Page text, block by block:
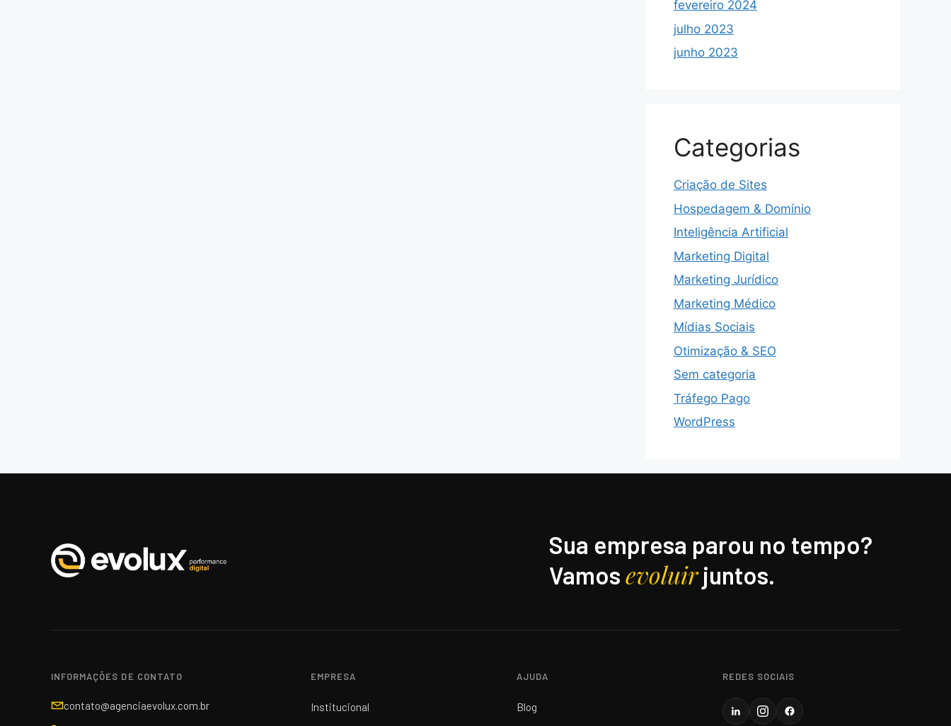
fevereiro 2024
julho 2023
junho 2023
Categorias
Criação de Sites
Hospedagem & Domínio
Inteligência Artificial
Marketing Digital
Marketing Jurídico
Marketing Médico
Mídias Sociais
Otimização & SEO
Sem categoria
Tráfego Pago
WordPress
Sua empresa parou no tempo?
Vamosevoluirjuntos.
INFORMAÇÕES DE CONTATO
contato@agenciaevolux.com.br
EMPRESA
Institucional
AJUDA
Blog
REDES SOCIAIS